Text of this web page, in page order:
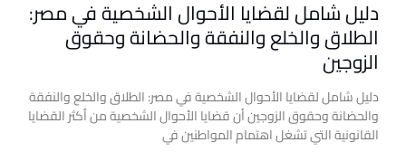
دليل شامل لقضايا الأحوال الشخصية في مصر:
الطلاق والخلع والنفقة والحضانة وحقوق
الزوجين
دليل شامل لقضايا الأحوال الشخصية في مصر: الطلاق والخلع والنفقة
والحضانة وحقوق الزوجين أن قضايا الأحوال الشخصية من أكثر القضايا
القانونية التي تشغل اهتمام المواطنين في